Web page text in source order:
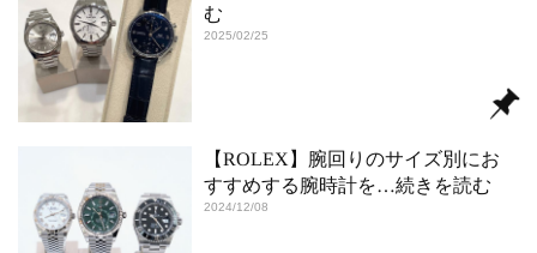
む
2025/02/25
【ROLEX】腕回りのサイズ別にお
すすめする腕時計を…続きを読む
2024/12/08